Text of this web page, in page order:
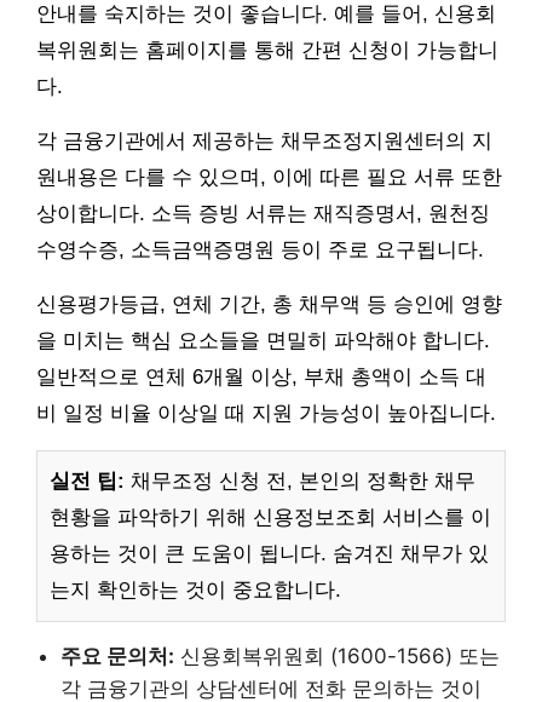
안내를 숙지하는 것이 좋습니다. 예를 들어, 신용회
복위원회는 홈페이지를 통해 간편 신청이 가능합니
다.
각 금융기관에서 제공하는 채무조정지원센터의 지
원내용은 다를 수 있으며, 이에 따른 필요 서류 또한
상이합니다. 소득 증빙 서류는 재직증명서, 원천징
수영수증, 소득금액증명원 등이 주로 요구됩니다.
신용평가등급, 연체 기간, 총 채무액 등 승인에 영향
을 미치는 핵심 요소들을 면밀히 파악해야 합니다.
일반적으로 연체 6개월 이상, 부채 총액이 소득 대
비 일정 비율 이상일 때 지원 가능성이 높아집니다.
실전 팁: 채무조정 신청 전, 본인의 정확한 채무
현황을 파악하기 위해 신용정보조회 서비스를 이
용하는 것이 큰 도움이 됩니다. 숨겨진 채무가 있
는지 확인하는 것이 중요합니다.
주요 문의처: 신용회복위원회 (1600-1566) 또는
각 금융기관의 상담센터에 전화 문의하는 것이